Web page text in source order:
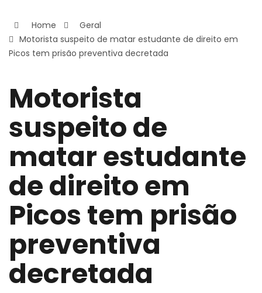
Home
Geral
Motorista suspeito de matar estudante de direito em
Picos tem prisão preventiva decretada
Motorista
suspeito de
matar estudante
de direito em
Picos tem prisão
preventiva
decretada